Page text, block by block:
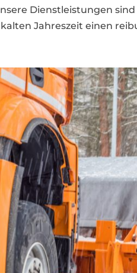
Dienstleistungen sind
Jahreszeit einen